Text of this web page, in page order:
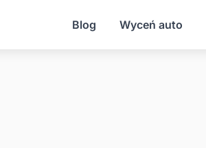
Blog Wyceń auto